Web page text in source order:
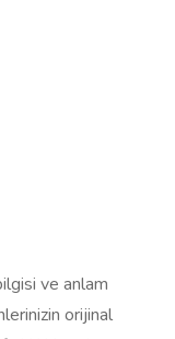
ve anlam
orijinal